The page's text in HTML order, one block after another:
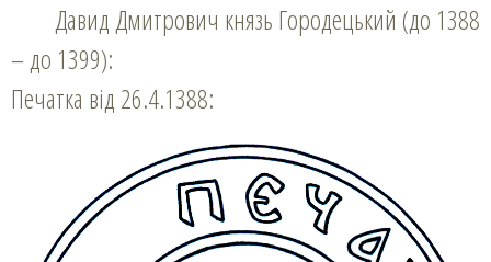
Давид Дмитрович князь Городецький (до 1388
– до 1399):
Печатка від 26.4.1388: